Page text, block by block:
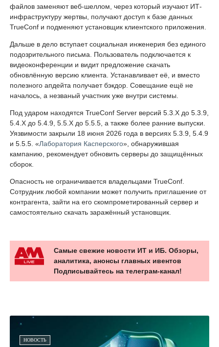
файлов заменяют веб-шеллом, через который изучают ИТ-
инфраструктуру жертвы, получают доступ к базе данных
TrueConf и подменяют установщик клиентского приложения.
Дальше в дело вступает социальная инженерия без единого
подозрительного письма. Пользователь подключается к
видеоконференции и видит предложение скачать
обновлённую версию клиента. Устанавливает её, и вместо
полезного апдейта получает бэкдор. Совещание ещё не
началось, а незваный участник уже внутри системы.
Под ударом находятся TrueConf Server версий 5.3.X до 5.3.9,
5.4.X до 5.4.9, 5.5.X до 5.5.5, а также более ранние выпуски.
Уязвимости закрыли 18 июня 2026 года в версиях 5.3.9, 5.4.9
и 5.5.5. «Лаборатория Касперского», обнаружившая
кампанию, рекомендует обновить серверы до защищённых
сборок.
Опасность не ограничивается владельцами TrueConf.
Сотрудник любой компании может получить приглашение от
контрагента, зайти на его скомпрометированный сервер и
самостоятельно скачать заражённый установщик.
Самые свежие новости ИТ и ИБ. Обзоры,
аналитика, анонсы главных ивентов
Подписывайтесь на телеграм-канал!
НОВОСТЬ